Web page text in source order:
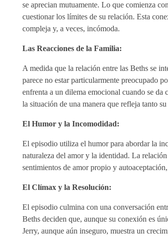
se aprecian mutuamente. Lo que comienza
cuestionar los límites de su relación. Esta
compleja y, a veces, incómoda.
Las Reacciones de la Familia:
A medida que la relación entre las Beths se
parece no estar particularmente preocupado
enfrenta a un dilema emocional cuando se
la situación de una manera que refleja tanto
El Humor y la Incomodidad:
El episodio utiliza el humor para abordar la
naturaleza del amor y la identidad. La
sentimientos de amor propio y
El Clímax y la Resolución:
El episodio culmina con una conversación
Beths deciden que, aunque su conexión es
Jerry, aunque aún inseguro, muestra un